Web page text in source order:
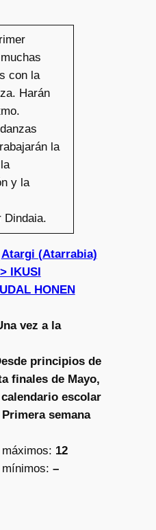
con la
Harán
la
y la
Dindaia.
Atargi (Atarrabia)
IKUSI
HONEN
vez a la
principios de
finales de Mayo,
escolar
Primera semana
12
–